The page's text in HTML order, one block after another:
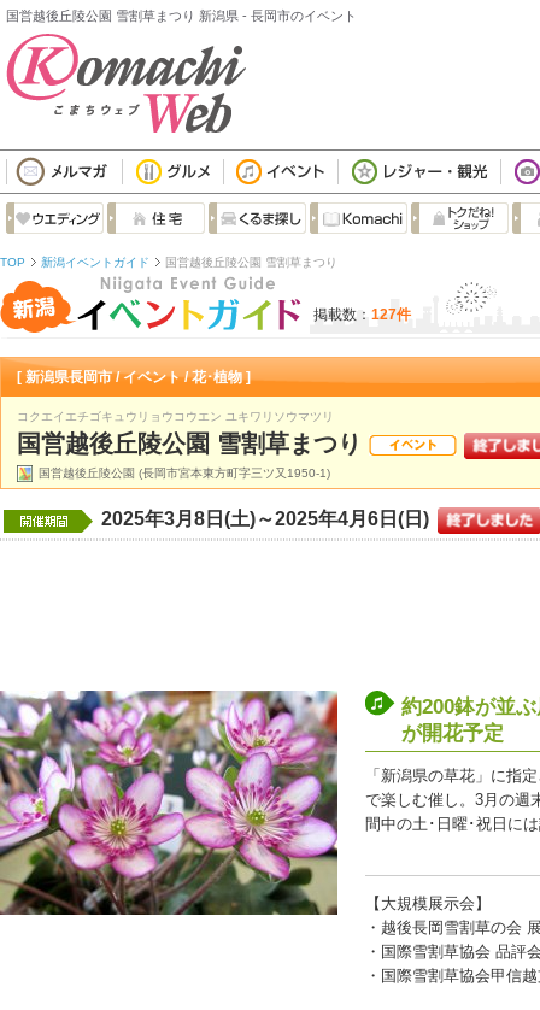
国営越後丘陵公園 雪割草まつり 新潟県 - 長岡市のイベント
TOP 新潟イベントガイド 国営越後丘陵公園 雪割草まつり
掲載数： 127件
[ 新潟県長岡市 / イベント / 花･植物 ]
コクエイエチゴキュウリョウコウエン ユキワリソウマツリ
国営越後丘陵公園 雪割草まつり
国営越後丘陵公園 (長岡市宮本東方町字三ツ又1950-1)
2025年3月8日(土)～2025年4月6日(日)
約200鉢が並
が開花予定
「新潟県の草花」に指
で楽しむ催し。3月の週
間中の土･日曜･祝日に
【大規模展示会】
・越後長岡雪割草の会
・国際雪割草協会 品
・国際雪割草協会甲信